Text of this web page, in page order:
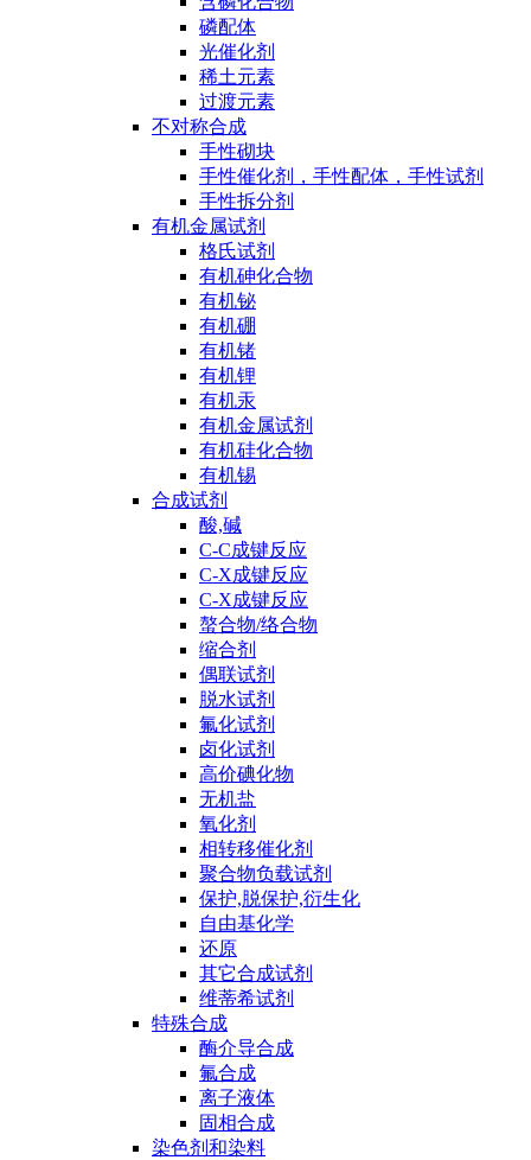
磷配体
光催化剂
稀土元素
过渡元素
不对称合成
手性砌块
手性催化剂，手性配体，手性试剂
手性拆分剂
有机金属试剂
格氏试剂
有机砷化合物
有机铋
有机硼
有机锗
有机锂
有机汞
有机金属试剂
有机硅化合物
有机锡
合成试剂
酸,碱
C-C成键反应
C-X成键反应
C-X成键反应
螯合物/络合物
缩合剂
偶联试剂
脱水试剂
氟化试剂
卤化试剂
高价碘化物
无机盐
氧化剂
相转移催化剂
聚合物负载试剂
保护,脱保护,衍生化
自由基化学
还原
其它合成试剂
维蒂希试剂
特殊合成
酶介导合成
氟合成
离子液体
固相合成
染色剂和染料